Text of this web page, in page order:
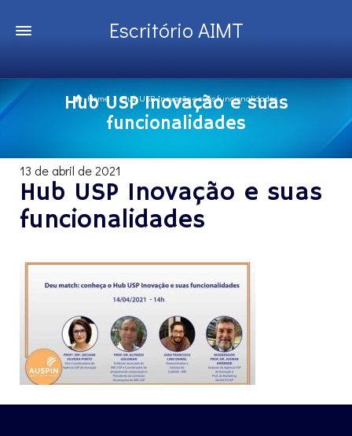
Escritório AIMT
Home Hub USP Inovação e suas funcionalidades
Hub USP Inovação e suas
funcionalidades
13 de abril de 2021
Hub USP Inovação e suas
funcionalidades